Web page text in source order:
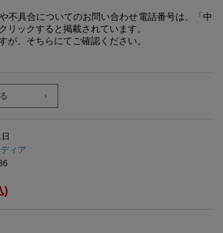
不具合についてのお問い合わせ電話番号は、「中
リックすると掲載されています。
が、そちらにてご確認ください。
ィア
)